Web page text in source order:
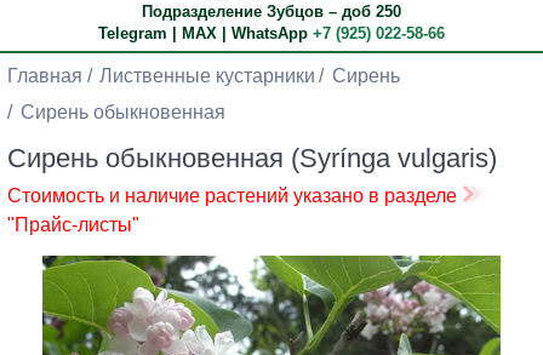
Подразделение Зубцов – доб 250
Telegram | MAX | WhatsApp +7 (925) 022-58-66
Главная Лиственные кустарники
Сирень
Сирень обыкновенная
Сирень обыкновенная (Syrínga vulgaris)
Стоимость и наличие растений указано в разделе
"Прайс-листы"